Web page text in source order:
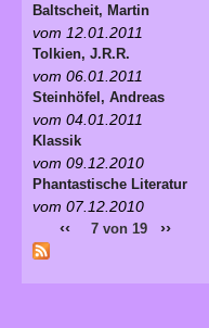
Baltscheit, Martin
vom 12.01.2011
Tolkien, J.R.R.
vom 06.01.2011
Steinhöfel, Andreas
vom 04.01.2011
Klassik
vom 09.12.2010
Phantastische Literatur
vom 07.12.2010
‹‹ 7 von 19 ››